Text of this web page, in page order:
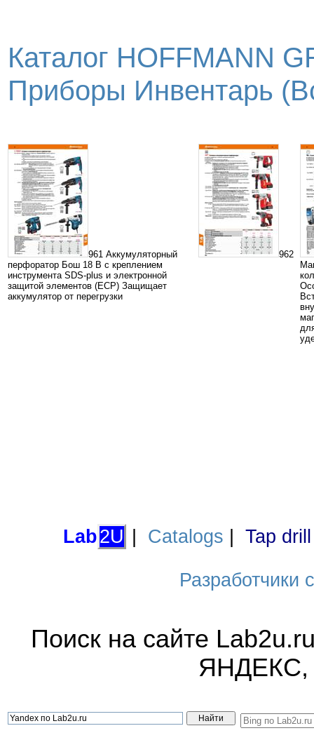
Каталог HOFFMANN
Приборы Инвентарь
961 Аккумуляторный
перфоратор Бош 18 В с креплением
инструмента SDS-plus и электронной
защитой элементов (ЕСР) Защищает
аккумулятор от перегрузки
962
Lab2U Catalogs Tap
Разработчики
Поиск на сайте
ЯНДЕКС,